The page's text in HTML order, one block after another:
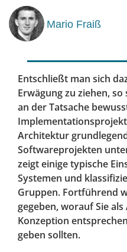
Mario Fraiß
Entschließt man sich
Erwägung zu ziehen,
an der Tatsache
Architektur
Softwareprojekten
zeigt einige typische
Systemen und
Gruppen. Fortführend
gegeben, worauf Sie
Konzeption
geben sollten.